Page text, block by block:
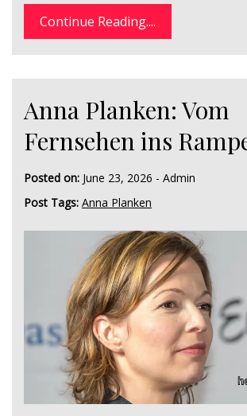
Continue Reading....
Anna Planken: Vom
Fernsehen ins
Posted on: June 23, 2026 - Admin
Post Tags: Anna Planken